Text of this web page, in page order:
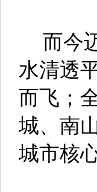
而今
水清透
而飞；
城、南
城市核